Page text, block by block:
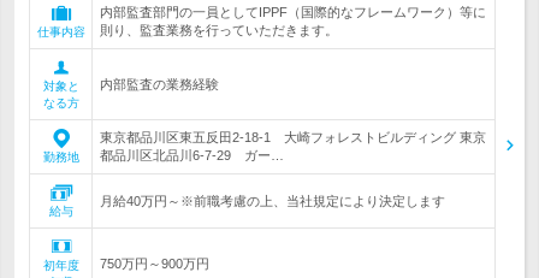
仕事内容
内部監査部門の一員としてIPPF（国際的なフレームワーク）等に
則り、監査業務を行っていただきます。
対象と
なる方
内部監査の業務経験
勤務地
東京都品川区東五反田2-18-1 大崎フォレストビルディング 東京
都品川区北品川6-7-29 ガー…
給与
月給40万円～※前職考慮の上、当社規定により決定します
初年度
750万円～900万円